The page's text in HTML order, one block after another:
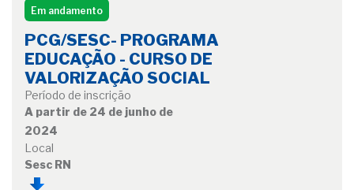
Em andamento
PCG/SESC- PROGRAMA
EDUCAÇÃO - CURSO DE
VALORIZAÇÃO SOCIAL
Período de inscrição
A partir de 24 de junho de
2024
Local
Sesc RN